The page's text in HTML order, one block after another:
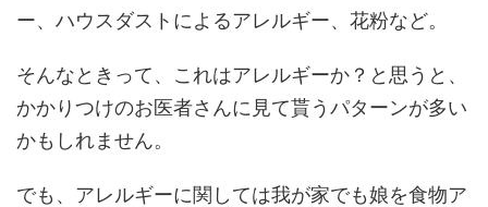
ー、ハウスダストによるアレルギー、花粉など。
そんなときって、これはアレルギーか？と思うと、
かかりつけのお医者さんに見て貰うパターンが多い
かもしれません。
でも、アレルギーに関しては我が家でも娘を食物ア